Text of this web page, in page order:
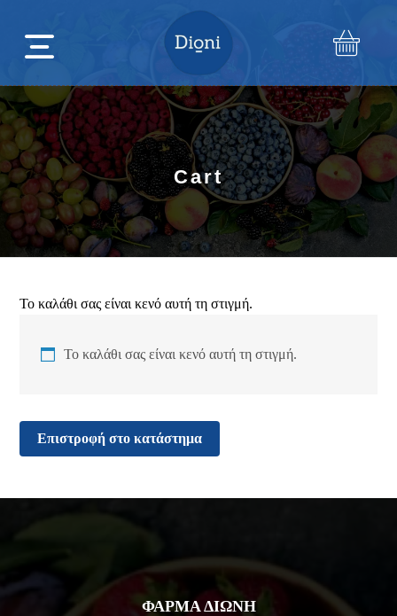
Cart
Το καλάθι σας είναι κενό αυτή τη στιγμή.
Το καλάθι σας είναι κενό αυτή τη στιγμή.
Επιστροφή στο κατάστημα
ΦΑΡΜΑ ΔΙΩΝΗ